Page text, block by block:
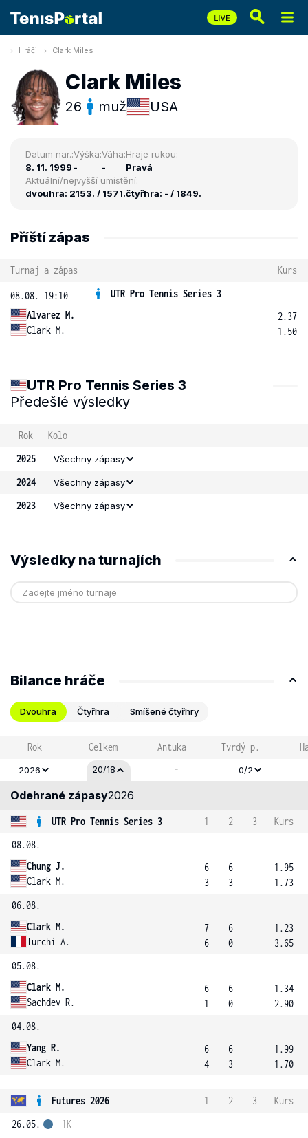
Hráči Clark Miles
Clark Miles
26 muž USA
Datum nar.:
8. 11. 1999
Výška:
-
Váha:
-
Hraje rukou:
Pravá
Aktuální/nejvyšší umístění:
dvouhra: 2153. / 1571.čtyřhra: - / 1849.
Příští zápas
Turnaj a zápas Kurs
08.08. 19:10
UTR Pro Tennis Series 3
Alvarez M.
Clark M.
2.37
1.50
UTR Pro Tennis Series 3
Předešlé výsledky
Rok
Kolo
2025
Všechny zápasy
2024 Všechny zápasy
2023 Všechny zápasy
Výsledky na turnajích
Bilance hráče
Dvouhra Čtyřhra Smíšené čtyřhry
Rok Celkem Antuka Tvrdý p.
2026 20/18 - 0/2
Odehrané zápasy2026
UTR Pro Tennis Series 3 1 2 3
Kurs
08.08.
Chung J.
Clark M.
6
3
6
3
1.95
1.73
06.08.
Clark M.
Turchi A.
7
6
6
0
1.23
3.65
05.08.
Clark M.
Sachdev R.
6
1
6
0
1.34
2.90
04.08.
Yang R.
Clark M.
6
4
6
3
1.99
1.70
Futures 2026 1 2 3
Kurs
26.05.
1K